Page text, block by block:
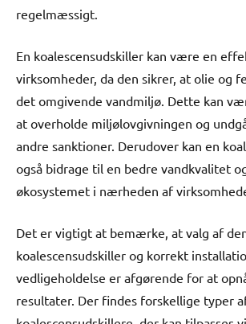
regelmæssigt.
En koalescensudskiller kan være en
virksomheder, da den sikrer, at olie og
det omgivende vandmiljø. Dette kan
at overholde miljølovgivningen og
andre sanktioner. Derudover kan en
også bidrage til en bedre vandkvalitet
økosystemet i nærheden af
Det er vigtigt at bemærke, at valg af
koalescensudskiller og korrekt
vedligeholdelse er afgørende for at
resultater. Der findes forskellige typer